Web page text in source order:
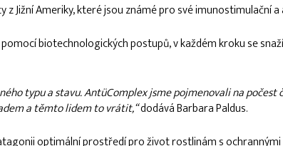
Jižní Ameriky, které jsou známé pro své imunostimulační
biotechnologických postupů, v každém kroku se
typu a stavu. AntüComplex jsme pojmenovali na počest
a těmto lidem to vrátit,“dodává Barbara Paldus.
optimální prostředí pro život rostlinám s